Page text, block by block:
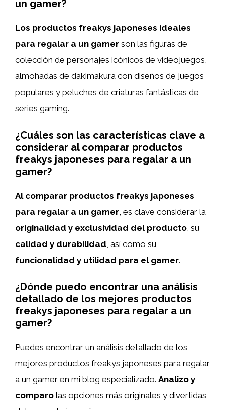
un gamer?
Los productos freakys japoneses ideales
para regalar a un gamer son las figuras de
colección de personajes icónicos de videojuegos,
almohadas de dakimakura con diseños de juegos
populares y peluches de criaturas fantásticas de
series gaming.
¿Cuáles son las características clave a
considerar al comparar productos
freakys japoneses para regalar a un
gamer?
Al comparar productos freakys japoneses
para regalar a un gamer , es clave considerar la
originalidad y exclusividad del producto , su
calidad y durabilidad , así como su
funcionalidad y utilidad para el gamer.
¿Dónde puedo encontrar una análisis
detallado de los mejores productos
freakys japoneses para regalar a un
gamer?
Puedes encontrar un análisis detallado de los
mejores productos freakys japoneses para regalar
a un gamer en mi blog especializado. Analizo y
comparo las opciones más originales y divertidas